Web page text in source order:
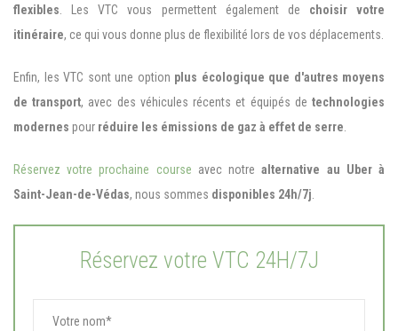
flexibles . Les VTC vous permettent également de choisir votre
itinéraire, ce qui vous donne plus de flexibilité lors de vos déplacements.
Enfin, les VTC sont une option plus écologique que d'autres moyens
de transport, avec des véhicules récents et équipés detechnologies
modernes pour réduire les émissions de gaz à effet de serre
Réservez votre prochaine course avec notrealternative au Uber à
Saint-Jean-de-Védas, nous sommes disponibles 24h/7j
Réservez votre VTC 24H/7J